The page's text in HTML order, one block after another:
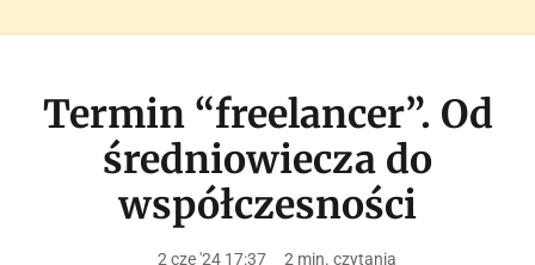
Termin “freelancer”. Od
średniowiecza do
współczesności
2 cze '24 17:37 2 min. czytania